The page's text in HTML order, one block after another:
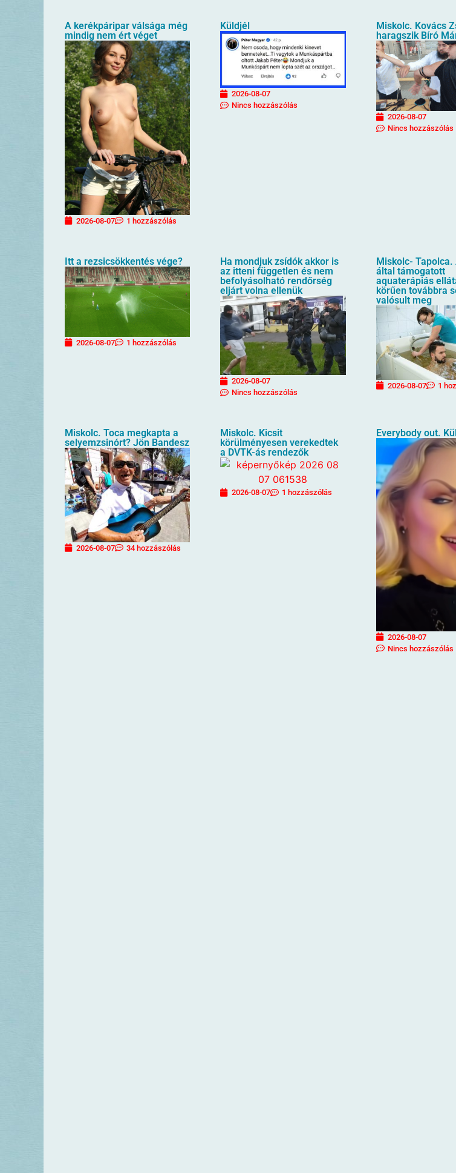
A kerékpáripar válsága még
mindig nem ért véget
2026-08-07 1 hozzászólás
Küldjél
2026-08-07
Nincs hozzászólás
Miskolc. Kovács
haragszik Bíró
2026-08-07
Nincs hozzászólás
Itt a rezsicsökkentés vége?
2026-08-07 1 hozzászólás
Ha mondjuk zsídók akkor is
az itteni független és nem
befolyásolható rendőrség
eljárt volna ellenük
2026-08-07
Nincs hozzászólás
Miskolc- Tapolca.
által támogatott
aquaterápiás
körűen továbbra
valósult meg
2026-08-07 1
Miskolc. Toca megkapta a
selyemzsinórt? Jön Bandesz
2026-08-07 34 hozzászólás
Miskolc. Kicsit
körülményesen verekedtek
a DVTK-ás rendezők
2026-08-07 1 hozzászólás
Everybody out.
2026-08-07
Nincs hozzászólás